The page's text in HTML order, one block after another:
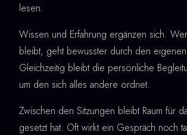
lesen.
Wissen und Erfahrung ergänzen sich.
bleibt, geht bewusster durch den
Gleichzeitig bleibt die persönliche
um den sich alles andere ordnet.
Zwischen den Sitzungen bleibt Raum für
gesetzt hat. Oft wirkt ein Gespräch noch